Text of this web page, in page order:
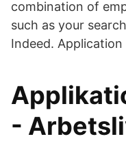
combination of
such as your
Indeed.
-